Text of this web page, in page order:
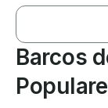
Barcos